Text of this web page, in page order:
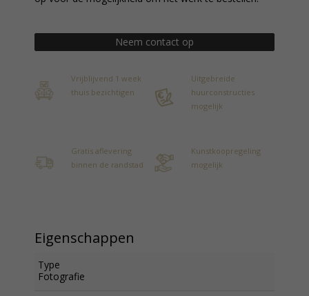
Neem contact op
Vrijblijvend 1 week
thuis bezichtigen
Uitgebreide
huurconstructies
mogelijk
Gratis aflevering
binnen de randstad
Kunstkoopregeling
mogelijk
Eigenschappen
Type
Fotografie